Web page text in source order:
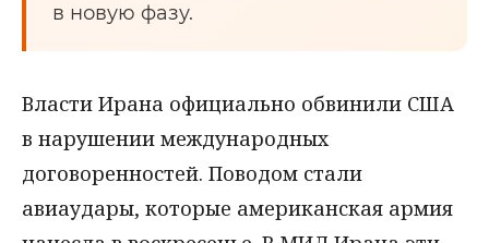
в новую фазу.
Власти Ирана официально обвинили США
в нарушении международных
договоренностей. Поводом стали
авиаудары, которые американская армия